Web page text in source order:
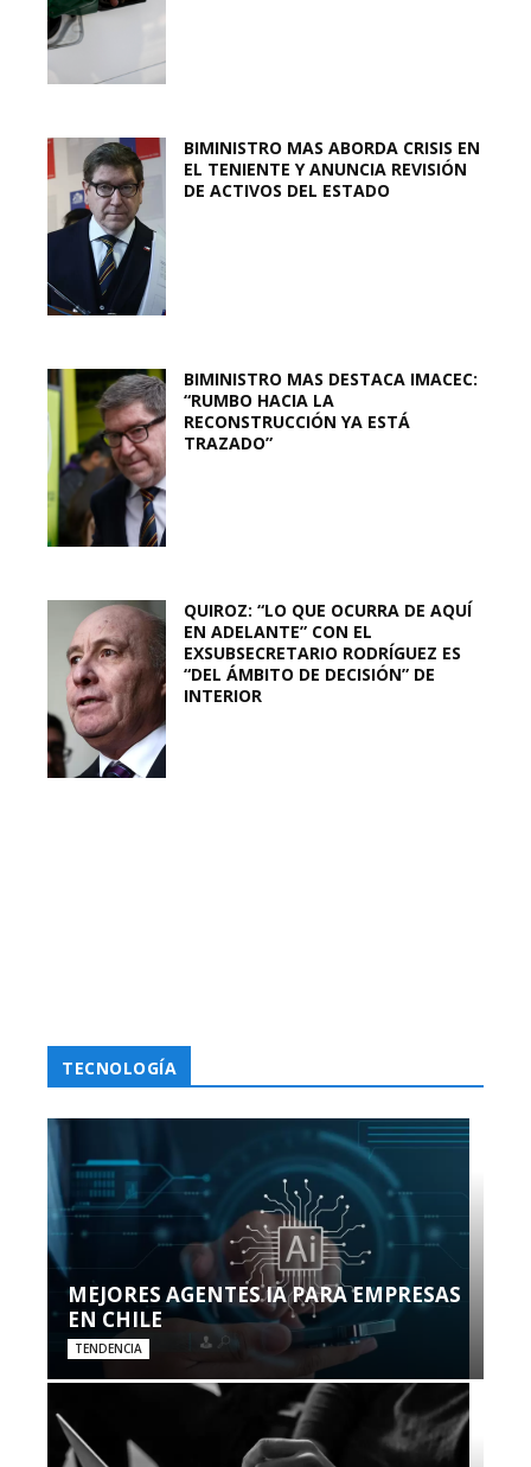
BIMINISTRO MAS ABORDA CRISIS EN
EL TENIENTE Y ANUNCIA REVISIÓN
DE ACTIVOS DEL ESTADO
BIMINISTRO MAS DESTACA IMACEC:
“RUMBO HACIA LA
RECONSTRUCCIÓN YA ESTÁ
TRAZADO”
QUIROZ: “LO QUE OCURRA DE AQUÍ
EN ADELANTE” CON EL
EXSUBSECRETARIO RODRÍGUEZ ES
“DEL ÁMBITO DE DECISIÓN” DE
INTERIOR
TECNOLOGÍA
MEJORES AGENTES IA PARA EMPRESAS
EN CHILE
TENDENCIA